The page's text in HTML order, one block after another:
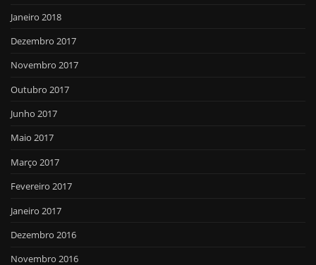
Janeiro 2018
Dezembro 2017
Novembro 2017
Outubro 2017
Junho 2017
Maio 2017
Março 2017
Fevereiro 2017
Janeiro 2017
Dezembro 2016
Novembro 2016